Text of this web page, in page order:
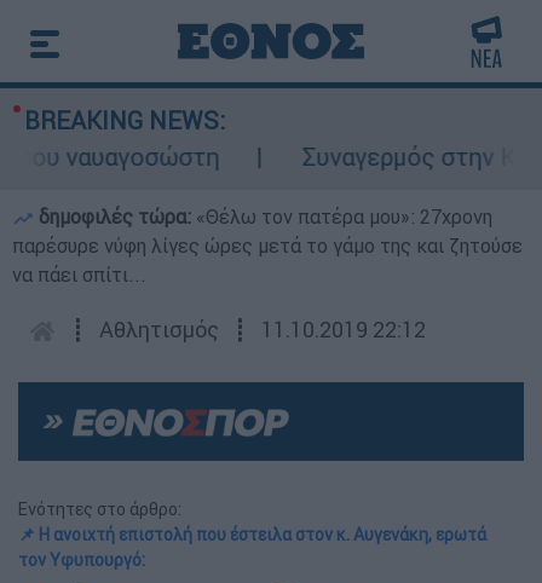
BREAKING NEWS:
ναυαγοσώστη
Συναγερμός στην
δημοφιλές τώρα: «Θέλω τον πατέρα μου»: 27χρονη
παρέσυρε νύφη λίγες ώρες μετά το γάμο της και ζητούσε
να πάει σπίτι...
┋ Αθλητισμός ┋ 11.10.2019 22:12
Ενότητες στο άρθρο:
📌 Η ανοιχτή επιστολή που έστειλα στον κ. Αυγενάκη, ερωτά
τον Υφυπουργό: